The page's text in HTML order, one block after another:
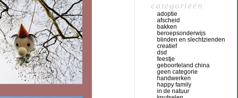
categorieën
adoptie
afscheid
bakken
beroepsonderwijs
blinden en slechtzienden
creatief
dsd
feestje
geboorteland china
geen categorie
handwerken
happy family
in de natuur